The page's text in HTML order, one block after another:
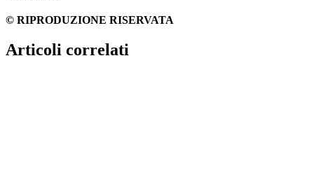
© RIPRODUZIONE RISERVATA
Articoli correlati